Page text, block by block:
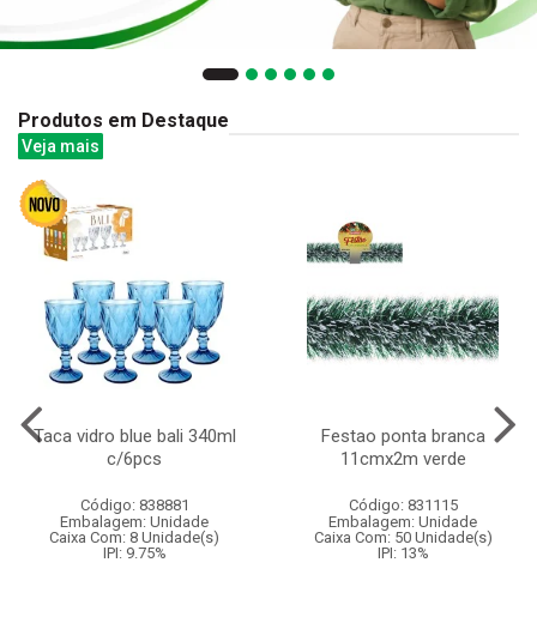
Produtos em Destaque
Veja mais
Taca vidro blue bali 340ml
c/6pcs
Código: 838881
Embalagem: Unidade
Caixa Com: 8 Unidade(s)
IPI: 9.75%
Festao ponta branca
11cmx2m verde
Código: 831115
Embalagem: Unidade
Caixa Com: 50 Unidade(s)
IPI: 13%